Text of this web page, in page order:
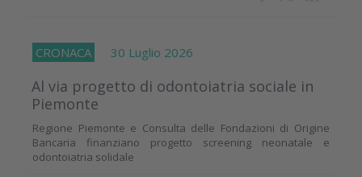
CRONACA 30 Luglio 2026
Al via progetto di odontoiatria sociale in
Piemonte
Regione Piemonte e Consulta delle Fondazioni di Origine
Bancaria finanziano progetto screening neonatale e
odontoiatria solidale